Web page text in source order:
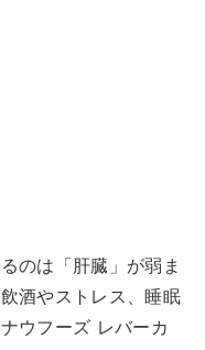
のは「肝臓」が弱ま
酒やストレス、睡眠
ウフーズ レバーカ